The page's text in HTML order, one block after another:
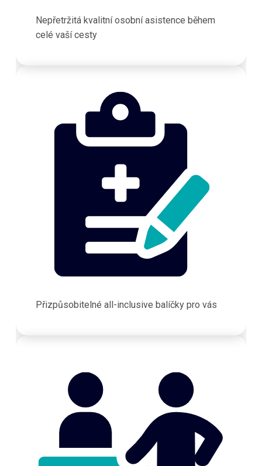
Nepřetržitá kvalitní osobní asistence během
celé vaší cesty
Přizpůsobitelné all-inclusive balíčky pro vás